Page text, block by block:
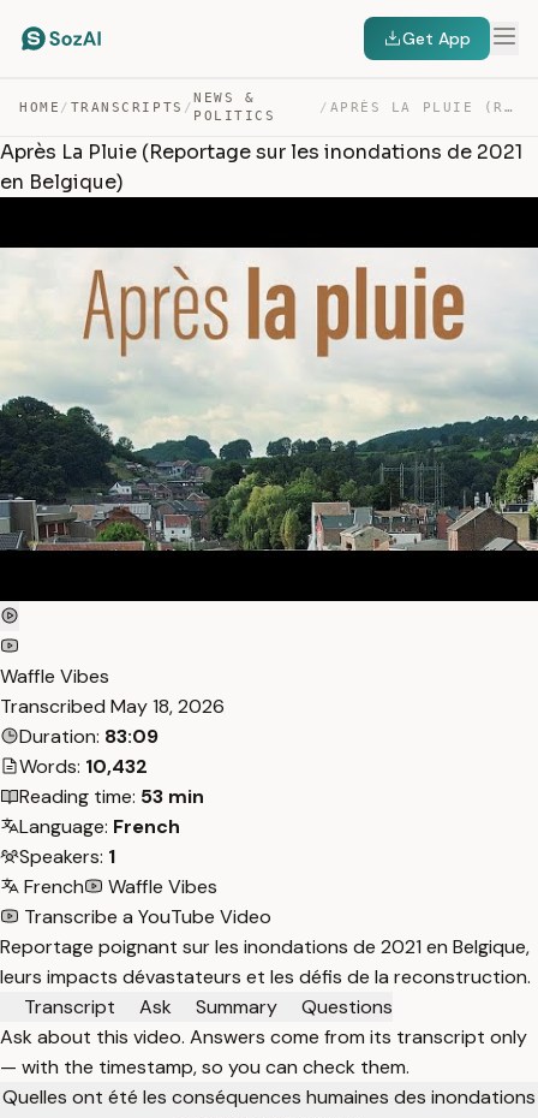
Get App
HOME / TRANSCRIPTS /
NEWS &
POLITICS
/ APRÈS LA PLUIE (REPORTAGE SUR LES INONDATIONS DE 2021 E… — TRANSCRIPT
Après La Pluie (Reportage sur les inondations de 2021
en Belgique)
Waffle Vibes
Transcribed May 18, 2026
Duration: 83:09
Words: 10,432
Reading time: 53 min
Language: French
Speakers: 1
French
Waffle Vibes
Transcribe a YouTube Video
Reportage poignant sur les inondations de 2021 en Belgique,
leurs impacts dévastateurs et les défis de la reconstruction.
Transcript
Ask Summary
Questions
Ask about this video. Answers come from its transcript only
— with the timestamp, so you can check them.
Quelles ont été les conséquences humaines des inondations